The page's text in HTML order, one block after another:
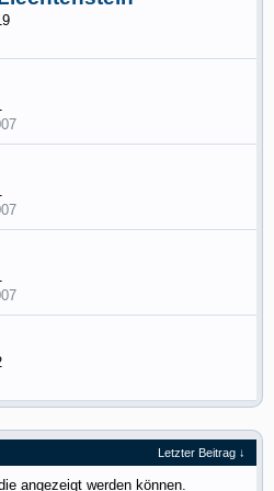
Letzter Beitrag ↓
angezeigt werden können.